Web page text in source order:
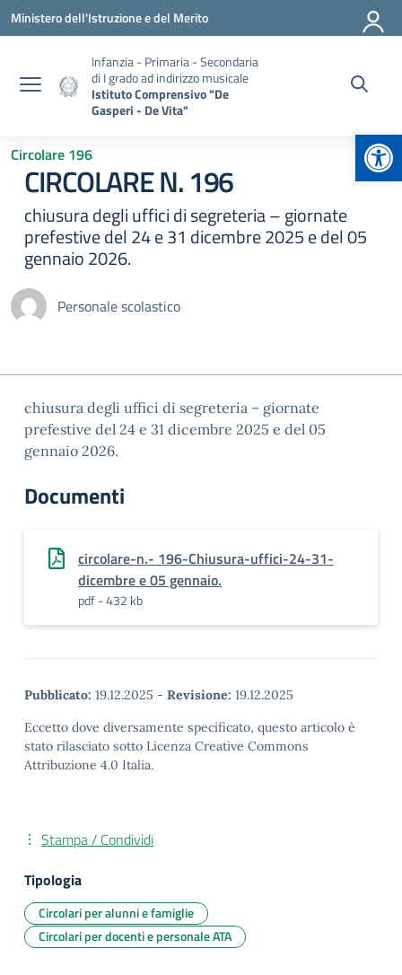
Vai ai contenuti
Vai al menu di navigazione
Vai al footer
Ministero dell'Istruzione e del Merito
Infanzia - Primaria - Secondaria
di I grado ad indirizzo musicale
Istituto Comprensivo "De
Gasperi - De Vita"
Circolare 196
CIRCOLARE N. 196
chiusura degli uffici di segreteria – giornate
prefestive del 24 e 31 dicembre 2025 e del 05
gennaio 2026.
Personale scolastico
chiusura degli uffici di segreteria – giornate
prefestive del 24 e 31 dicembre 2025 e del 05
gennaio 2026.
Documenti
circolare-n.- 196-Chiusura-uffici-24-31-
dicembre e 05 gennaio.
pdf - 432 kb
Pubblicato: 19.12.2025 - Revisione: 19.12.2025
Eccetto dove diversamente specificato, questo articolo è
stato rilasciato sotto Licenza Creative Commons
Attribuzione 4.0 Italia.
Stampa / Condividi
Tipologia
Circolari per alunni e famiglie
Circolari per docenti e personale ATA